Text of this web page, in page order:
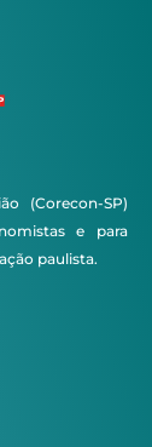
(Corecon-SP)
e para
paulista.